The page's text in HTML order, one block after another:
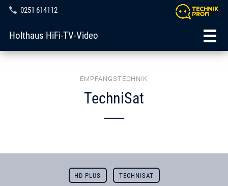
0251 614112
Holthaus HiFi-TV-Video
EMPFANGSTECHNIK
TechniSat
HD PLUS TECHNISAT